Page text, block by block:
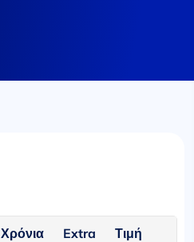
Χρόνια Extra Τιμή